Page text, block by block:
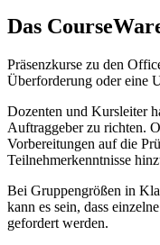
Das
Präsenzkurse zu den
Überforderung oder eine
Dozenten und Kursleiter
Auftraggeber zu richten.
Vorbereitungen auf die
Teilnehmerkenntnisse
Bei Gruppengrößen in
kann es sein, dass
gefordert werden.